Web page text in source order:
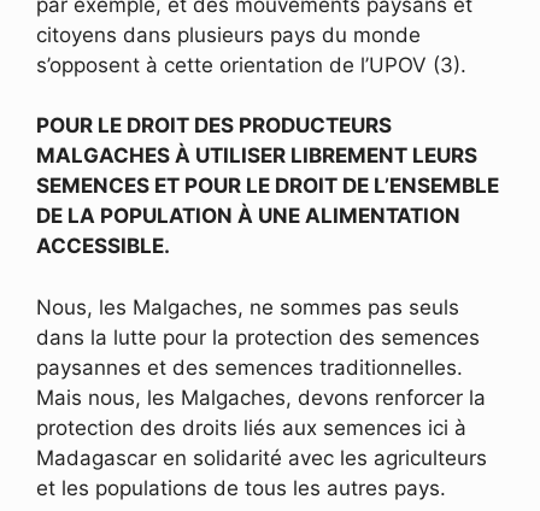
citoyens dans plusieurs pays du monde
s’opposent à cette orientation de l’UPOV (3).
POUR LE DROIT DES PRODUCTEURS
MALGACHES À UTILISER LIBREMENT LEURS
SEMENCES ET POUR LE DROIT DE L’ENSEMBLE
DE LA POPULATION À UNE ALIMENTATION
ACCESSIBLE.
Nous, les Malgaches, ne sommes pas seuls
dans la lutte pour la protection des semences
paysannes et des semences traditionnelles.
Mais nous, les Malgaches, devons renforcer la
protection des droits liés aux semences ici à
Madagascar en solidarité avec les agriculteurs
et les populations de tous les autres pays.